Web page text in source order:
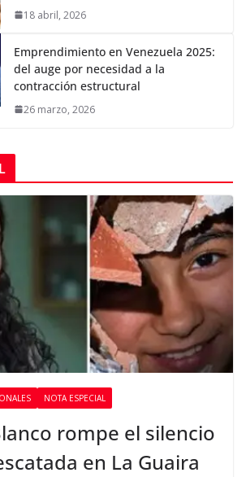
18 abril, 2026
Emprendimiento en Venezuela 2025:
del auge por necesidad a la
contracción estructural
26 marzo, 2026
NOTA ESPECIAL
rompe el silencio
en La Guaira